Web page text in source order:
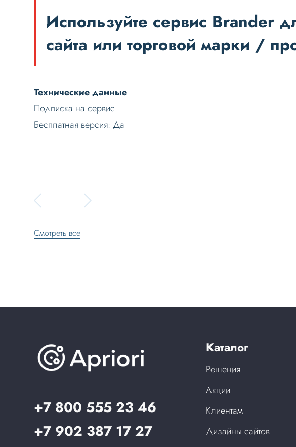
Используйте сервис Brander
сайта или торговой марки /
Технические данные
Подписка на сервис
Бесплатная версия: Да
Смотреть все
+7 800 555 23 46
+7 902 387 17 27
Каталог
Решения
Акции
Клиентам
Дизайны сайтов